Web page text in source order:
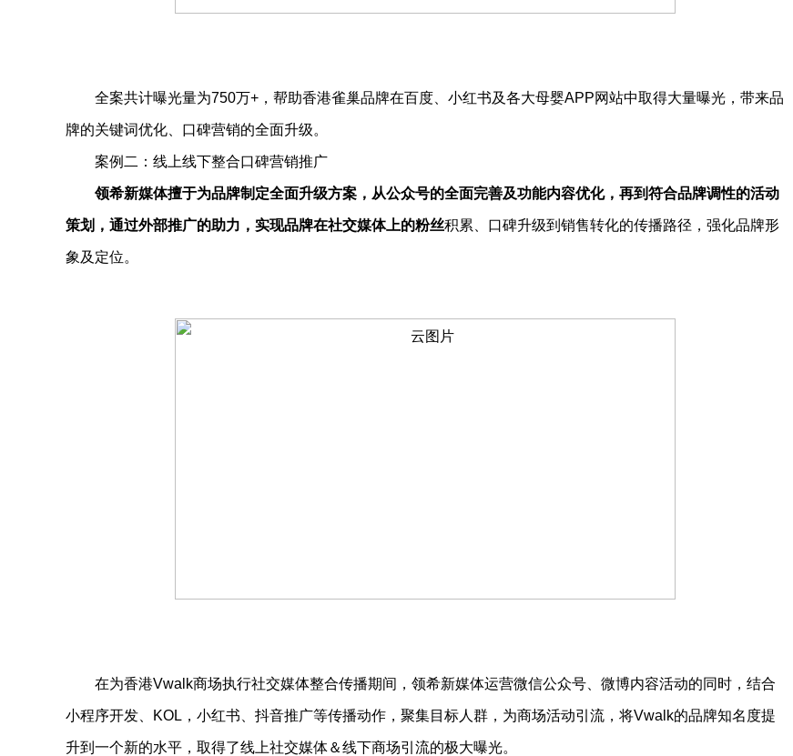
全案共计曝光量为750万+，帮助香港雀巢品牌在百度、小红书及各大母婴APP网站中取得大量曝光，带来品
牌的关键词优化、口碑营销的全面升级。
案例二：线上线下整合口碑营销推广
领希新媒体擅于为品牌制定全面升级方案，从公众号的全面完善及功能内容优化，再到符合品牌调性的活动
策划，通过外部推广的助力，实现品牌在社交媒体上的粉丝积累、口碑升级到销售转化的传播路径，强化品牌形
象及定位。
在为香港Vwalk商场执行社交媒体整合传播期间，领希新媒体运营微信公众号、微博内容活动的同时，结合
小程序开发、KOL，小红书、抖音推广等传播动作，聚集目标人群，为商场活动引流，将Vwalk的品牌知名度提
升到一个新的水平，取得了线上社交媒体＆线下商场引流的极大曝光。